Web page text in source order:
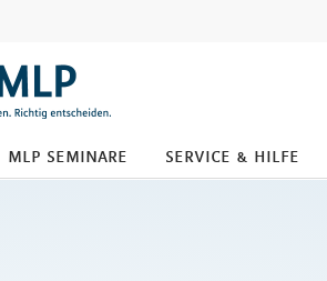
mlp seminare service & hilfe